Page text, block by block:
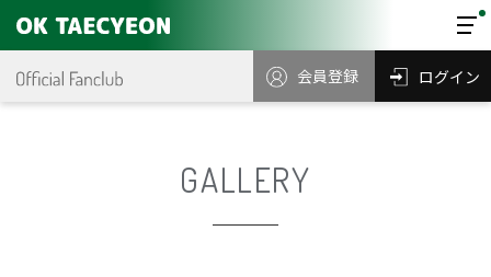
会員登録 ログイン
GALLERY